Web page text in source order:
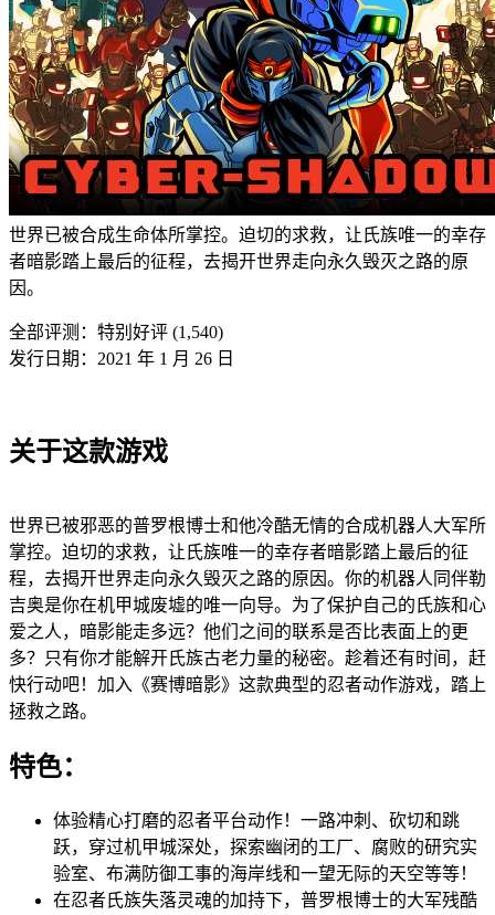
世界已被合成生命体所掌控。迫切的求救，让氏族唯一的幸存
者暗影踏上最后的征程，去揭开世界走向永久毁灭之路的原
因。
全部评测： 特别好评 (1,540)
发行日期：2021 年 1 月 26 日
关于这款游戏
世界已被邪恶的普罗根博士和他冷酷无情的合成机器人大军所
掌控。迫切的求救，让氏族唯一的幸存者暗影踏上最后的征
程，去揭开世界走向永久毁灭之路的原因。你的机器人同伴勒
吉奥是你在机甲城废墟的唯一向导。为了保护自己的氏族和心
爱之人，暗影能走多远？他们之间的联系是否比表面上的更
多？只有你才能解开氏族古老力量的秘密。趁着还有时间，赶
快行动吧！加入《赛博暗影》这款典型的忍者动作游戏，踏上
拯救之路。
特色：
体验精心打磨的忍者平台动作！一路冲刺、砍切和跳
跃，穿过机甲城深处，探索幽闭的工厂、腐败的研究实
验室、布满防御工事的海岸线和一望无际的天空等等！
在忍者氏族失落灵魂的加持下，普罗根博士的大军残酷